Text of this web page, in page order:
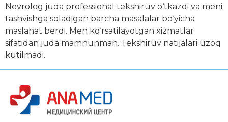
Nevrolog juda professional tekshiruv o‘tkazdi va meni
tashvishga soladigan barcha masalalar bo‘yicha
maslahat berdi. Men ko‘rsatilayotgan xizmatlar
sifatidan juda mamnunman. Tekshiruv natijalari uzoq
kutilmadi.